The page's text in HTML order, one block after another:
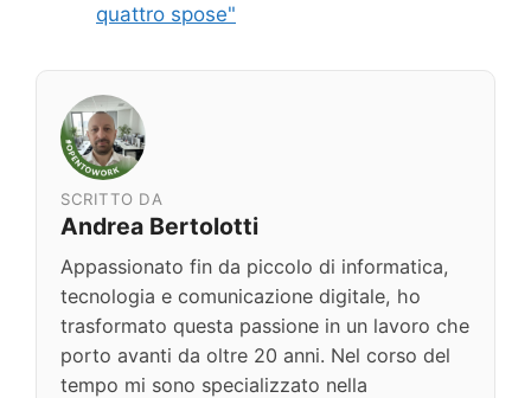
quattro spose"
SCRITTO DA
Andrea Bertolotti
Appassionato fin da piccolo di informatica,
tecnologia e comunicazione digitale, ho
trasformato questa passione in un lavoro che
porto avanti da oltre 20 anni. Nel corso del
tempo mi sono specializzato nella